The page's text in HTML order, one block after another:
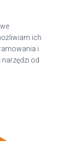
ich
i
od